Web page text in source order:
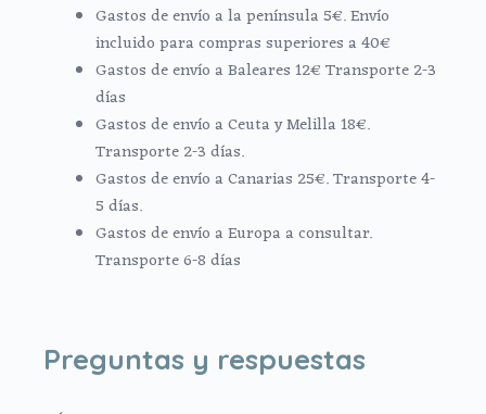
Gastos de envío a la península 5€. Envío
incluido para compras superiores a 40€
Gastos de envío a Baleares 12€ Transporte 2-3
días
Gastos de envío a Ceuta y Melilla 18€.
Transporte 2-3 días.
Gastos de envío a Canarias 25€. Transporte 4-
5 días.
Gastos de envío a Europa a consultar.
Transporte 6-8 días
Preguntas y respuestas